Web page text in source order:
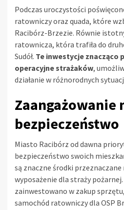
Podczas uroczystości
ratowniczy oraz quada, które
Racibórz-Brzezie. Równie
ratownicza, która trafiła do
Sudół. Te inwestycje znacząco
operacyjne strażaków,
działanie w różnorodnych
Zaangażowanie
bezpieczeństwo
Miasto Racibórz od dawna
bezpieczeństwo swoich
są znaczne środki przeznaczane
wyposażenie dla straży
zainwestowano w zakup
samochód ratowniczy dla OSP